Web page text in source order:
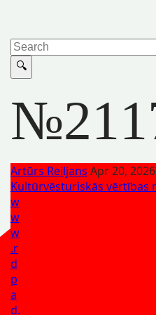
Artūrs Reiljans Apr 20,
Kultūrvēsturiskās vērtības
w
w
w
.r
d
p
a
d.